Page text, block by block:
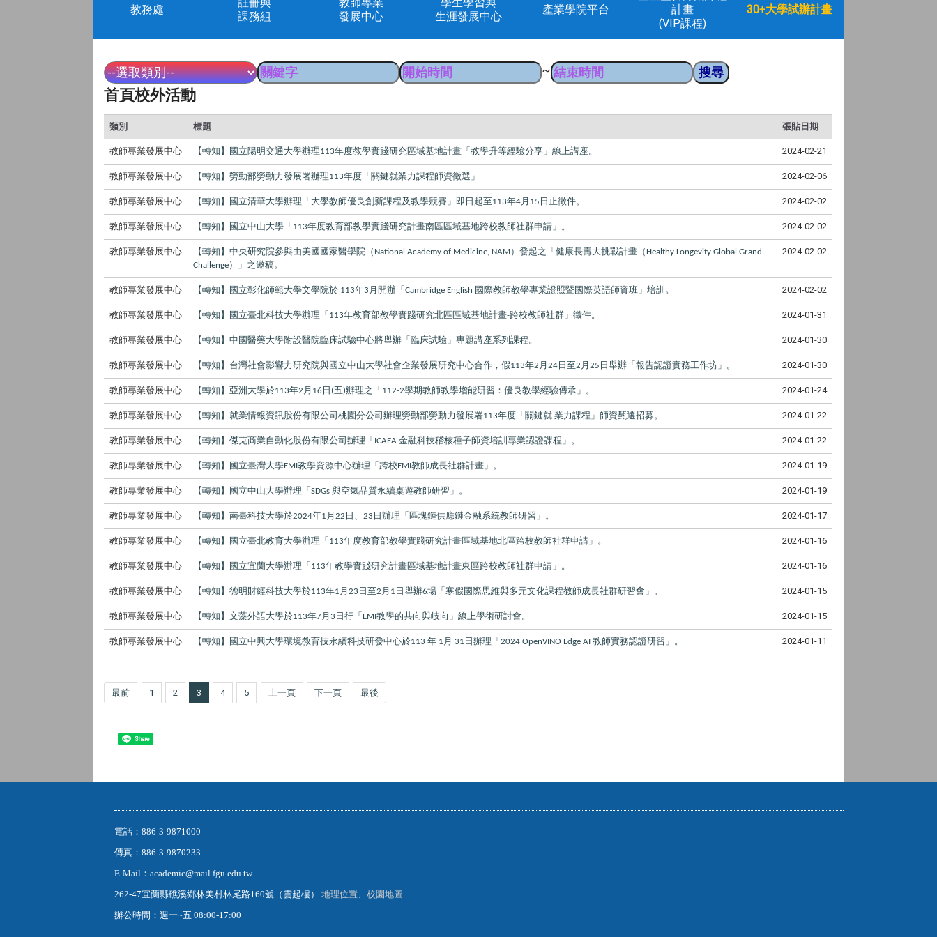
教務處
課務組
發展中心
生涯發展中心
產業學院平台
計畫
(VIP課程)
30+大學試辦計畫
~
首頁校外活動
類別 標題 張貼日期
教師專業發展中心 【轉知】國立陽明交通大學辦理113年度教學實踐研究區域基地計畫「教學升等經驗分享」線上講座。 2024-02-21
教師專業發展中心 【轉知】勞動部勞動力發展署辦理113年度「關鍵就業力課程師資徵選」 2024-02-06
教師專業發展中心 【轉知】國立清華大學辦理「大學教師優良創新課程及教學競賽」即日起至113年4月 15 日止徵件。 2024-02-02
教師專業發展中心 【轉知】國立中山大學「 113年度教育部教學實踐研究計畫南區區域基地跨校教師社群申請」。 2024-02-02
教師專業發展中心 【轉知】中央研究院參與由美國國家醫學院（ National Academy of Medicine, NAM ）發起之「健康長壽大挑戰計畫（Healthy Longevity Global Grand
Challenge）」之邀稿。
2024-02-02
教師專業發展中心 【轉知】國立彰化師範大學文學院於 113年3 月開辦「Cambridge English 國際教師教學專業證照暨國際英語師資班」培訓。 2024-02-02
教師專業發展中心 【轉知】國立臺北科技大學辦理「 113年教育部教學實踐研究北區區域基地計畫-跨校教師社群」徵件。 2024-01-31
教師專業發展中心 【轉知】中國醫藥大學附設醫院臨床試驗中心將舉辦「臨床試驗」專題講座系列課程。 2024-01-30
教師專業發展中心 【轉知】台灣社會影響力研究院與國立中山大學社會企業發展研究中心合作，假113年2 月24 日至2 月25 日舉辦「報告認證實務工作坊」。 2024-01-30
教師專業發展中心 【轉知】亞洲大學於113年2 月 16 日 (五)辦理之「 112-2學期教師教學增能研習：優良教學經驗傳承」。 2024-01-24
教師專業發展中心 【轉知】就業情報資訊股份有限公司桃園分公司辦理勞動部勞動力發展署113年度「關鍵就 業力課程」師資甄選招募。 2024-01-22
教師專業發展中心 【轉知】傑克商業自動化股份有限公司辦理「 ICAEA金融科技稽核種子師資培訓專業認證課程」。 2024-01-22
教師專業發展中心 【轉知】國立臺灣大學EMI教學資源中心辦理「跨校EMI教師成長社群計畫」。 2024-01-19
教師專業發展中心 【轉知】國立中山大學辦理「SDGs與空氣品質永續桌遊教師研習」。 2024-01-19
教師專業發展中心 【轉知】南臺科技大學於2024年1 月22 日、23 日辦理「區塊鏈供應鏈金融系統教師研習」。 2024-01-17
教師專業發展中心 【轉知】國立臺北教育大學辦理「 113年度教育部教學實踐研究計畫區域基地北區跨校教師社群申請」。 2024-01-16
教師專業發展中心 【轉知】國立宜蘭大學辦理「 113年教學實踐研究計畫區域基地計畫東區跨校教師社群申請」。 2024-01-16
教師專業發展中心 【轉知】德明財經科技大學於113年1 月23 日至2 月 1 日舉辦6場「寒假國際思維與多元文化課程教師成長社群研習會」。 2024-01-15
教師專業發展中心 【轉知】文藻外語大學於113年7月3 日行「 EMI教學的共向與岐向」線上學術研討會。 2024-01-15
教師專業發展中心 【轉知】國立中興大學環境教育技永續科技研發中心於113年 1 月 31 日辦理「2024 OpenVINO Edge AI教師實務認證研習」。 2024-01-11
最前 1 2 3 4 5 上一頁 下一頁 最後
Share
電話：886-3-9871000
傳真：886-3-9870233
E-Mail：academic@mail.fgu.edu.tw
262-47宜蘭縣礁溪鄉林美村林尾路160號（雲起樓）地理位置 、校園地圖
辦公時間：週一~五 08:00-17:00